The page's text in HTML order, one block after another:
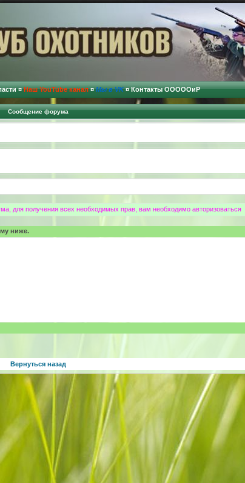
¤ Наш YouTube канал ¤ Мы в VK ¤ Контакты ОООООиР
Сообщение форума
для получения всех необходимых прав, вам необходимо авторизоваться
ниже.
Вернуться назад